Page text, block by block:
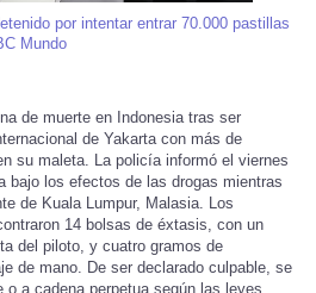
por intentar entrar 70.000 pastillas
Mundo
de muerte en Indonesia tras ser
de Yakarta con más de
su maleta. La policía informó el viernes
bajo los efectos de las drogas mientras
de Kuala Lumpur, Malasia. Los
14 bolsas de éxtasis, con un
del piloto, y cuatro gramos de
de mano. De ser declarado culpable, se
o a cadena perpetua según las leyes